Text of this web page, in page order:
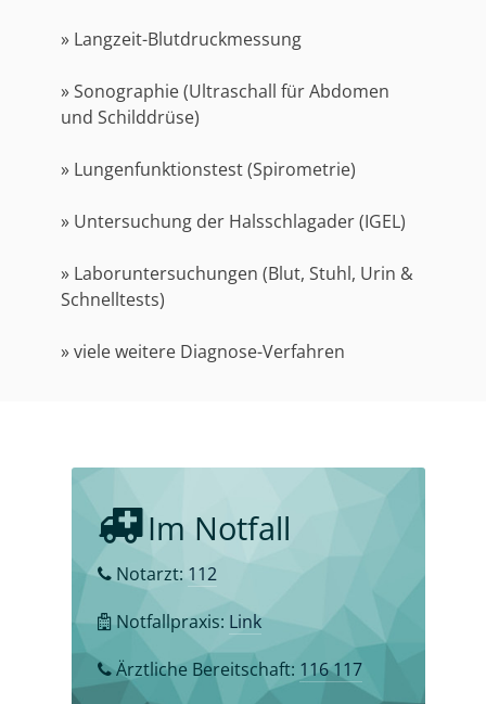
» Langzeit-Blutdruckmessung
» Sonographie (Ultraschall für Abdomen
und Schilddrüse)
» Lungenfunktionstest (Spirometrie)
» Untersuchung der Halsschlagader (IGEL)
» Laboruntersuchungen (Blut, Stuhl, Urin &
Schnelltests)
» viele weitere Diagnose-Verfahren
Im Notfall
Notarzt: 112
Notfallpraxis: Link
Ärztliche Bereitschaft: 116 117